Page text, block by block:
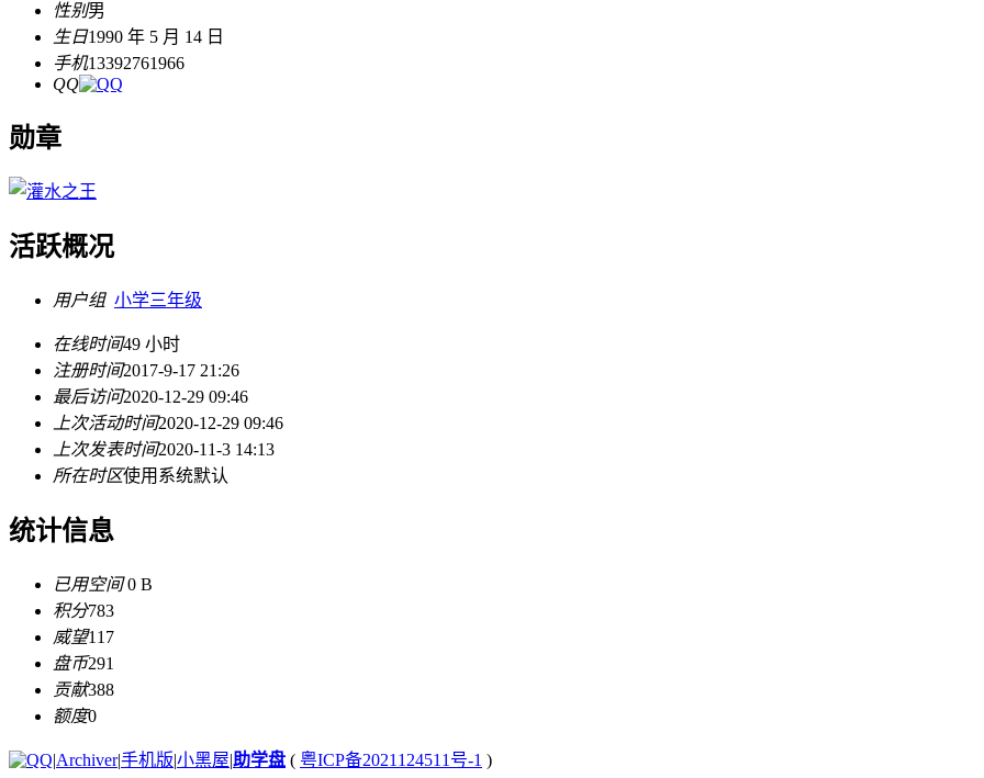
性别男
生日1990 年 5 月 14 日
手机13392761966
QQ
勋章
活跃概况
用户组 小学三年级
在线时间49 小时
注册时间2017-9-17 21:26
最后访问2020-12-29 09:46
上次活动时间2020-12-29 09:46
上次发表时间2020-11-3 14:13
所在时区使用系统默认
统计信息
已用空间0 B
积分783
威望117
盘币291
贡献388
额度0
|Archiver|手机版|小黑屋|助学盘 ( 粤ICP备2021124511号-1 )